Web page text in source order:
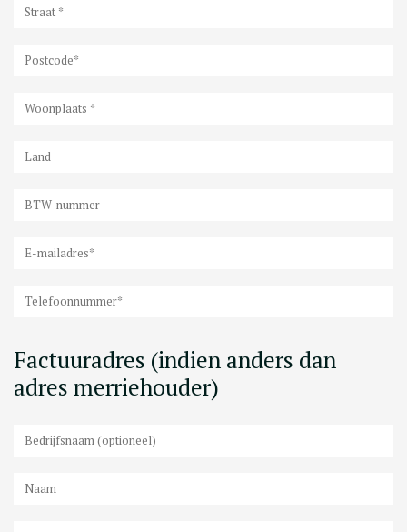
Factuuradres (indien anders dan
adres merriehouder)